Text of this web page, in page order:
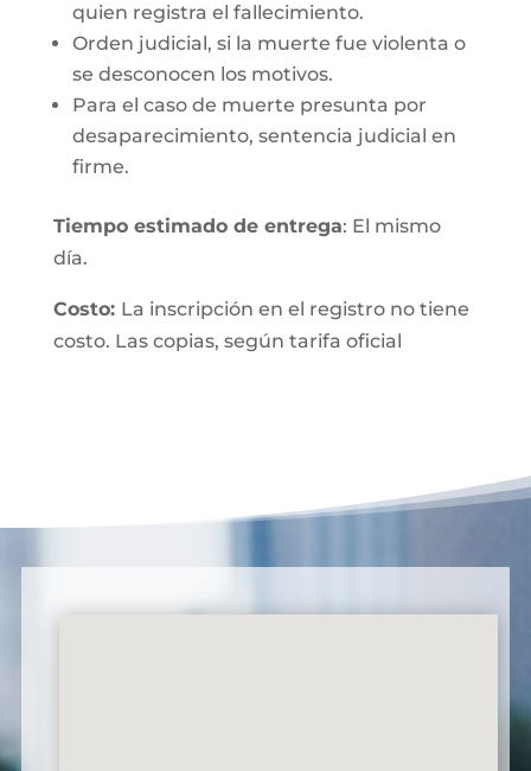
quien registra el fallecimiento.
Orden judicial, si la muerte fue violenta o
se desconocen los motivos.
Para el caso de muerte presunta por
desaparecimiento, sentencia judicial en
firme.
Tiempo estimado de entrega: El mismo
día.
Costo: La inscripción en el registro no tiene
costo. Las copias, según tarifa oficial